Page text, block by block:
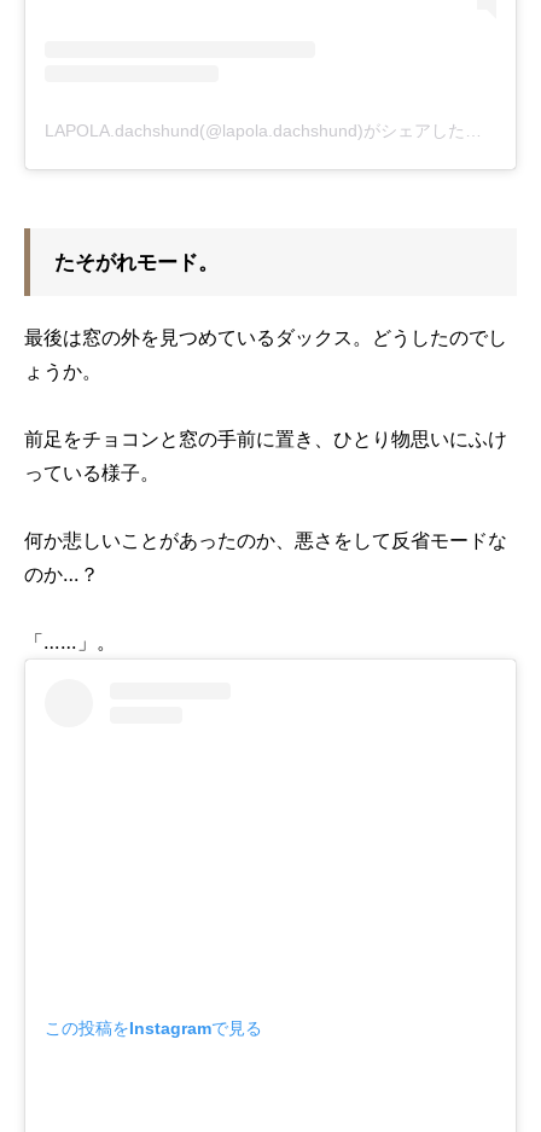
LAPOLA.dachshund(@lapola.dachshund)がシェアした投稿
たそがれモード。
最後は窓の外を見つめているダックス。どうしたのでし
ょうか。
前足をチョコンと窓の手前に置き、ひとり物思いにふけ
っている様子。
何か悲しいことがあったのか、悪さをして反省モードな
のか…？
「……」。
この投稿をInstagramで見る